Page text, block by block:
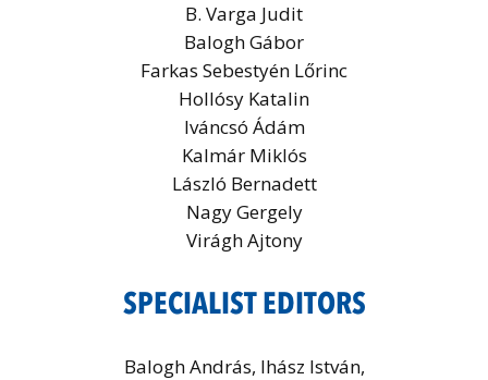
B. Varga Judit
Balogh Gábor
Farkas Sebestyén Lőrinc
Hollósy Katalin
Iváncsó Ádám
Kalmár Miklós
László Bernadett
Nagy Gergely
Virágh Ajtony
SPECIALIST EDITORS
Balogh András, Ihász István,